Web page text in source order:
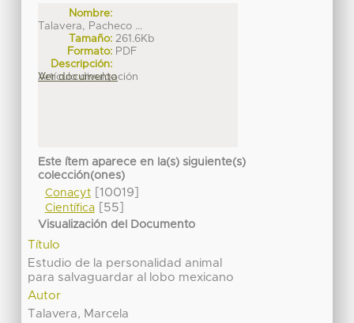
Nombre:
Talavera, Pacheco ...
Tamaño: 261.6Kb
Formato: PDF
Descripción:
Artículo divulgación
Ver documento
Este ítem aparece en la(s) siguiente(s)
colección(ones)
Conacyt[10019]
Científica[55]
Visualización del Documento
Título
Estudio de la personalidad animal
para salvaguardar al lobo mexicano
Autor
Talavera, Marcela